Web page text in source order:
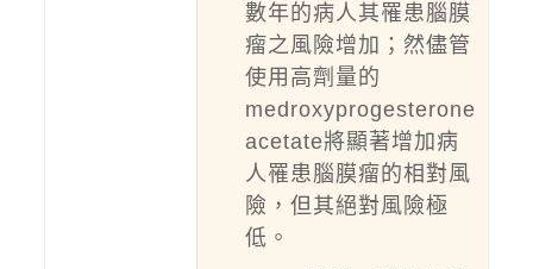
數年的病人其罹患腦膜
瘤之風險增加；然儘管
使用高劑量的
medroxyprogesterone
acetate將顯著增加病
人罹患腦膜瘤的相對風
險，但其絕對風險極
低。